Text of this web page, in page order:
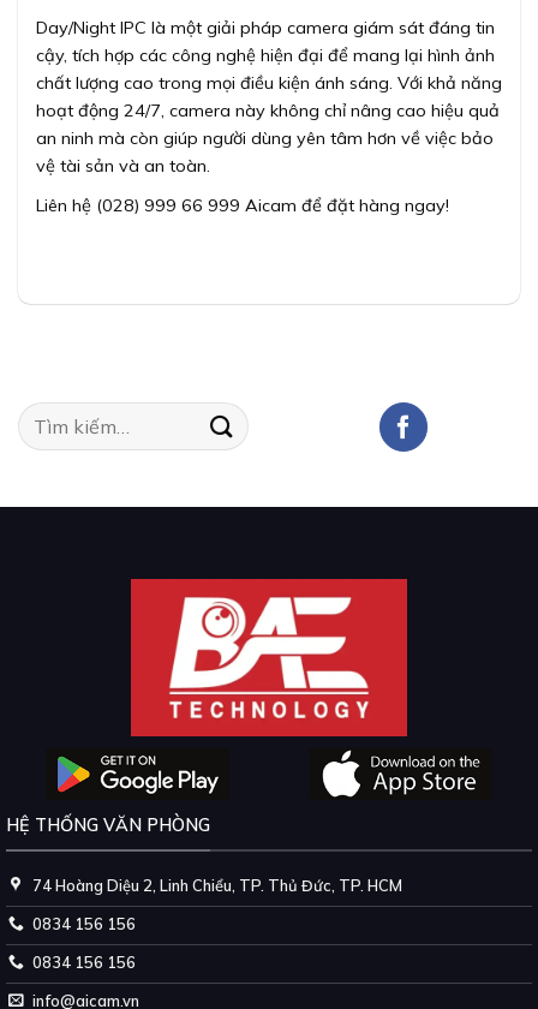
Day/Night IPC là một giải pháp camera giám sát đáng tin
cậy, tích hợp các công nghệ hiện đại để mang lại hình ảnh
chất lượng cao trong mọi điều kiện ánh sáng. Với khả năng
hoạt động 24/7, camera này không chỉ nâng cao hiệu quả
an ninh mà còn giúp người dùng yên tâm hơn về việc bảo
vệ tài sản và an toàn.
Liên hệ (028) 999 66 999 Aicam để đặt hàng ngay!
Tìm
kiếm:
HỆ THỐNG VĂN PHÒNG
74 Hoàng Diệu 2, Linh Chiểu, TP. Thủ Đức, TP. HCM
0834 156 156
0834 156 156
info@aicam.vn